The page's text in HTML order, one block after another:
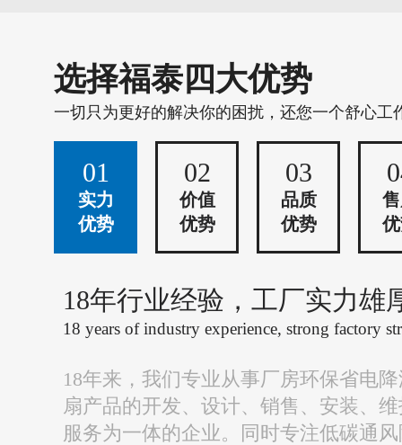
选择福泰四大优势
一切只为更好的解决你的困扰，还您一个舒心工
01
实力
优势
02
价值
优势
03
品质
优势
18年行业经验，工厂实力雄
18 years of industry experience, strong factory
18年来，我们专业从事厂房环保省电
扇产品的开发、设计、销售、安装、
服务为一体的企业。同时专注低碳通